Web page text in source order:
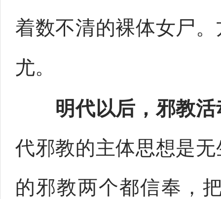
着数不清的裸体女尸
尤。
明代以后，邪教
代邪教的主体思想是
的邪教两个都信奉，